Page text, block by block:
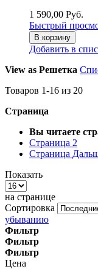
1 590,00 Руб.
Быстрый
В корзину
Добавить в
View as Решетка
Товаров 1-16 из 20
Страница
Вы читаете
Страница 2
Страница
Показать
на странице
Сортировка
убыванию
Фильтр
Фильтр
Фильтр
Цена